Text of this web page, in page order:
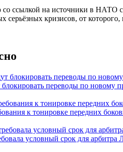
со ссылкой на источники в
серьёзных кризисов, от
переводы по новому
к тонировке передних
условный срок для арбитра